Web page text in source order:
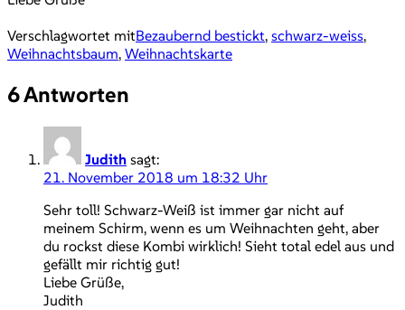
Verschlagwortet mitBezaubernd bestickt, schwarz-weiss,
Weihnachtsbaum, Weihnachtskarte
6 Antworten
Judith sagt:
21. November 2018 um 18:32 Uhr
Sehr toll! Schwarz-Weiß ist immer gar nicht auf
meinem Schirm, wenn es um Weihnachten geht, aber
du rockst diese Kombi wirklich! Sieht total edel aus und
gefällt mir richtig gut!
Liebe Grüße,
Judith